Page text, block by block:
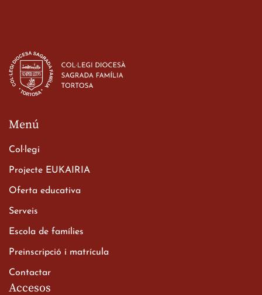
d’ESO-BSD a Irlanda
23 de març de 2026
Xerrada del Sr. Bisbe als
Batxillerat
Menú
Col·legi
Projecte EUKAIRIA
Oferta educativa
Serveis
Escola de famílies
Preinscripció i matrícula
Contactar
Accesos